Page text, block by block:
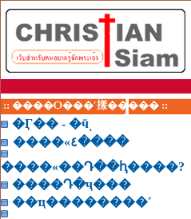
:: ����Ѻ���ʹ㨾����� ::
�Ӷ�� - �ӵͺ
����«٤����
����«��Դ��ԧ����?
����Դ�ҷ���
��ҵ��������˹